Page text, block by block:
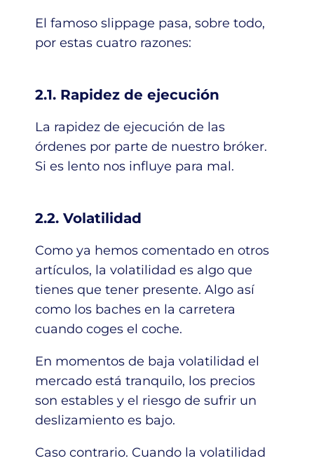
El famoso slippage pasa, sobre todo,
por estas cuatro razones:
2.1. Rapidez de ejecución
La rapidez de ejecución de las
órdenes por parte de nuestro bróker.
Si es lento nos influye para mal.
2.2. Volatilidad
Como ya hemos comentado en otros
artículos, la volatilidad es algo que
tienes que tener presente. Algo así
como los baches en la carretera
cuando coges el coche.
En momentos de baja volatilidad el
mercado está tranquilo, los precios
son estables y el riesgo de sufrir un
deslizamiento es bajo.
Caso contrario. Cuando la volatilidad